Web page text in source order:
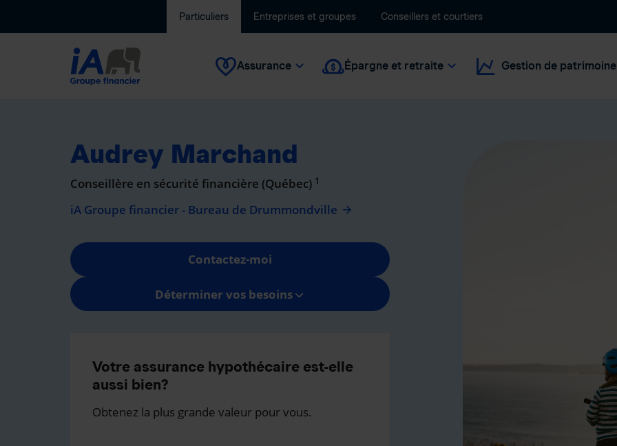
Particuliers Entreprises et groupes Conseillers et courtiers
Assurance Épargne et retraite Gestion de patrimoine
Audrey Marchand
Conseillère en sécurité financière (Québec) 1
iA Groupe financier - Bureau de Drummondville
Contactez-moi
Déterminer vos besoins
Votre assurance hypothécaire est-elle
aussi bien?
Obtenez la plus grande valeur pour vous.